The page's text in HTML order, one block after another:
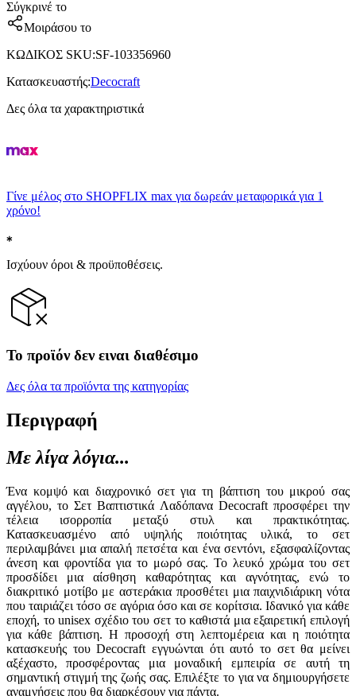
Σύγκρινέ το
Μοιράσου το
ΚΩΔΙΚΟΣ SKU:SF-103356960
Κατασκευαστής:Decocraft
Δες όλα τα χαρακτηριστικά
Γίνε μέλος στο SHOPFLIX max για δωρεάν μεταφορικά για 1
χρόνο!
Ισχύουν όροι & προϋποθέσεις.
Το προϊόν δεν ειναι διαθέσιμο
Δες όλα τα προϊόντα της κατηγορίας
Περιγραφή
Με λίγα λόγια...
Ένα κομψό και διαχρονικό σετ για τη βάπτιση του μικρού σας
αγγέλου, το Σετ Βαπτιστικά Λαδόπανα Decocraft προσφέρει την
τέλεια ισορροπία μεταξύ στυλ και πρακτικότητας.
Κατασκευασμένο από υψηλής ποιότητας υλικά, το σετ
περιλαμβάνει μια απαλή πετσέτα και ένα σεντόνι, εξασφαλίζοντας
άνεση και φροντίδα για το μωρό σας. Το λευκό χρώμα του σετ
προσδίδει μια αίσθηση καθαρότητας και αγνότητας, ενώ το
διακριτικό μοτίβο με αστεράκια προσθέτει μια παιχνιδιάρικη νότα
που ταιριάζει τόσο σε αγόρια όσο και σε κορίτσια. Ιδανικό για κάθε
εποχή, το unisex σχέδιο του σετ το καθιστά μια εξαιρετική επιλογή
για κάθε βάπτιση. Η προσοχή στη λεπτομέρεια και η ποιότητα
κατασκευής του Decocraft εγγυώνται ότι αυτό το σετ θα μείνει
αξέχαστο, προσφέροντας μια μοναδική εμπειρία σε αυτή τη
σημαντική στιγμή της ζωής σας. Επιλέξτε το για να δημιουργήσετε
αναμνήσεις που θα διαρκέσουν για πάντα.